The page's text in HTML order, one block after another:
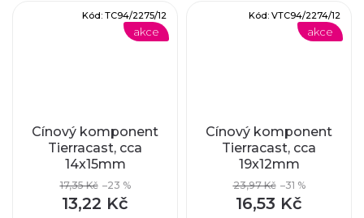
akce
Cínový komponent
Tierracast, cca
14x15mm
17,35 Kč –23 %
13,22 Kč
Kód: TC94/2275/12
akce
Cínový komponent
Tierracast, cca
19x12mm
23,97 Kč –31 %
16,53 Kč
Kód: VTC94/2274/12